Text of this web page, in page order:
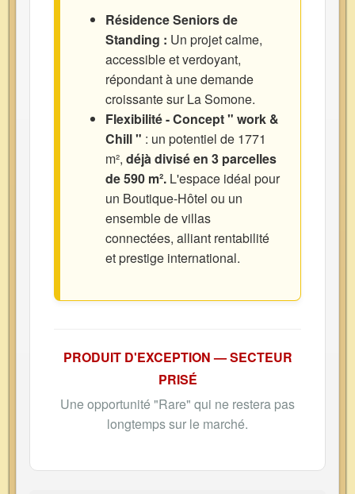
Résidence Seniors de
Standing : Un projet calme,
accessible et verdoyant,
répondant à une demande
croissante sur La Somone.
Flexibilité - Concept " work &
Chill " : un potentiel de 1771
m², déjà divisé en 3 parcelles
de 590 m². L'espace idéal pour
un Boutique-Hôtel ou un
ensemble de villas
connectées, alliant rentabilité
et prestige international.
PRODUIT D'EXCEPTION — SECTEUR
PRISÉ
Une opportunité "Rare" qui ne restera pas
longtemps sur le marché.